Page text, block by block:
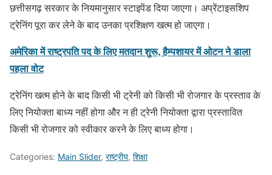
छत्तीसगढ़ सरकार के नियमानुसार स्टाइपेंड दिया जाएगा। अप्रेंटाइसशिप
ट्रेनिंग पूरा कर लेने के बाद उनका प्रशिक्षण खत्म हो जाएगा।
अमेरिका में राष्ट्रपति पद के लिए मतदान शुरू, हैम्पशायर में ओटन ने डाला
पहला वोट
ट्रेनिंग खत्म होने के बाद किसी भी ट्रेनी को किसी भी रोजगार के प्रस्ताव के
लिए नियोक्ता बाध्य नहीं होगा और न ही ट्रेनी नियोक्ता द्वारा प्रस्तावित
किसी भी रोजगार को स्वीकार करने के लिए बाध्य होगा।
Categories: Main Slider, राष्ट्रीय, शिक्षा